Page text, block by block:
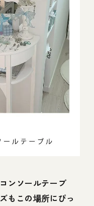
ンソールテーブ
もこの場所にぴっ